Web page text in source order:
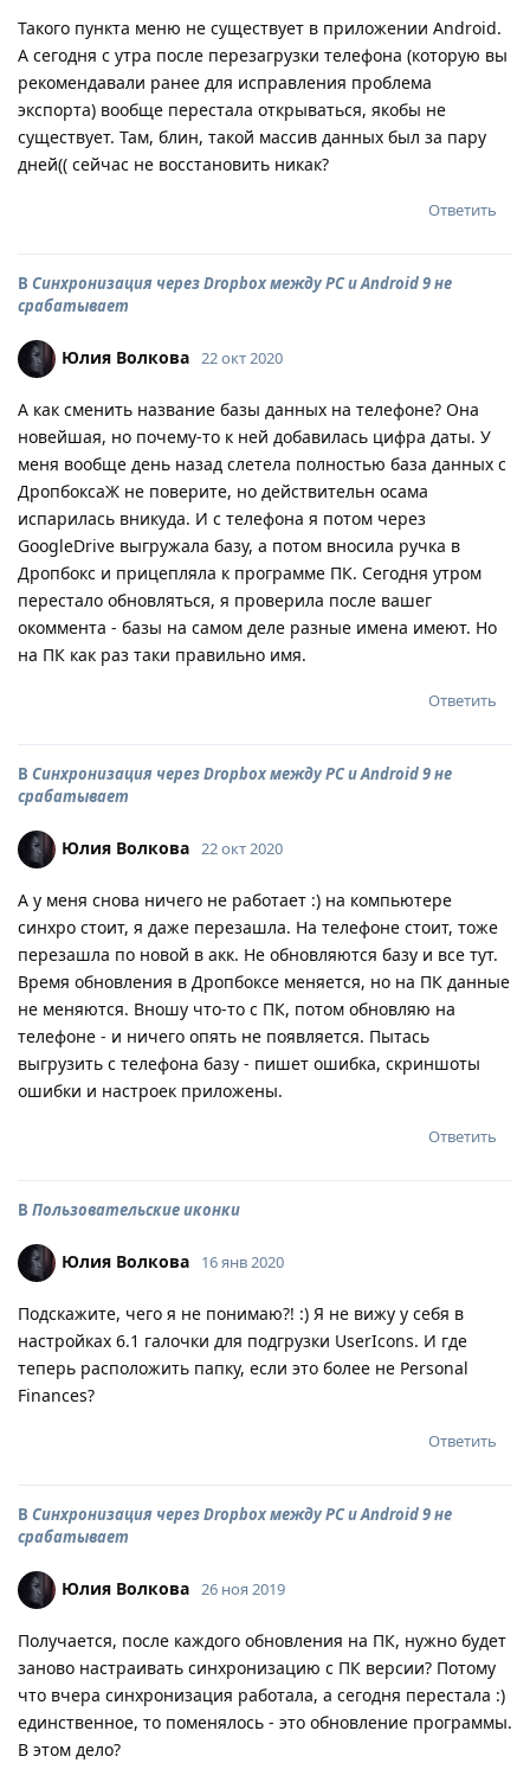
Такого пункта меню не существует в приложении Android.
А сегодня с утра после перезагрузки телефона (которую вы
рекомендавали ранее для исправления проблема
экспорта) вообще перестала открываться, якобы не
существует. Там, блин, такой массив данных был за пару
дней(( сейчас не восстановить никак?
Ответить
В Синхронизация через Dropbox между PC и Android 9 не
срабатывает
Юлия Волкова 22 окт 2020
А как сменить название базы данных на телефоне? Она
новейшая, но почему-то к ней добавилась цифра даты. У
меня вообще день назад слетела полностью база данных с
ДропбоксаЖ не поверите, но действительн осама
испарилась вникуда. И с телефона я потом через
GoogleDrive выгружала базу, а потом вносила ручка в
Дропбокс и прицепляла к программе ПК. Сегодня утром
перестало обновляться, я проверила после вашег
окоммента - базы на самом деле разные имена имеют. Но
на ПК как раз таки правильно имя.
Ответить
В Синхронизация через Dropbox между PC и Android 9 не
срабатывает
Юлия Волкова 22 окт 2020
А у меня снова ничего не работает :) на компьютере
синхро стоит, я даже перезашла. На телефоне стоит, тоже
перезашла по новой в акк. Не обновляются базу и все тут.
Время обновления в Дропбоксе меняется, но на ПК данные
не меняются. Вношу что-то с ПК, потом обновляю на
телефоне - и ничего опять не появляется. Пытась
выгрузить с телефона базу - пишет ошибка, скриншоты
ошибки и настроек приложены.
Ответить
В Пользовательские иконки
Юлия Волкова 16 янв 2020
Подскажите, чего я не понимаю?! :) Я не вижу у себя в
настройках 6.1 галочки для подгрузки UserIcons. И где
теперь расположить папку, если это более не Personal
Finances?
Ответить
В Синхронизация через Dropbox между PC и Android 9 не
срабатывает
Юлия Волкова 26 ноя 2019
Получается, после каждого обновления на ПК, нужно будет
заново настраивать синхронизацию с ПК версии? Потому
что вчера синхронизация работала, а сегодня перестала :)
единственное, то поменялось - это обновление программы.
В этом дело?